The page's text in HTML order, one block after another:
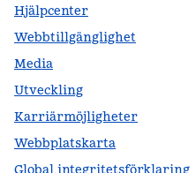
Hjälpcenter
Webbtillgänglighet
Media
Utveckling
Karriärmöjligheter
Webbplatskarta
Global integritetsförklaring